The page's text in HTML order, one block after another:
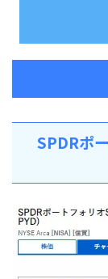
SPDRポ